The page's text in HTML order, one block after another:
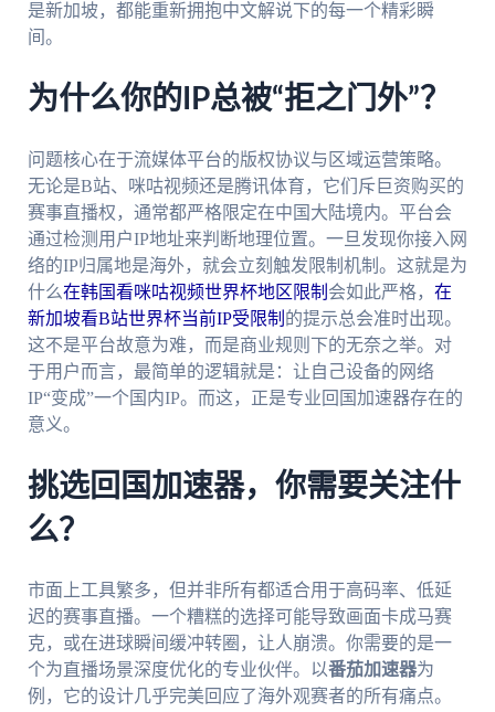
是新加坡，都能重新拥抱中文解说下的每一个精彩瞬
间。
为什么你的IP总被“拒之门外”？
问题核心在于流媒体平台的版权协议与区域运营策略。
无论是B站、咪咕视频还是腾讯体育，它们斥巨资购买的
赛事直播权，通常都严格限定在中国大陆境内。平台会
通过检测用户IP地址来判断地理位置。一旦发现你接入网
络的IP归属地是海外，就会立刻触发限制机制。这就是为
什么在韩国看咪咕视频世界杯地区限制 会如此严格， 在
新加坡看B站世界杯当前IP受限制 的提示总会准时出现。
这不是平台故意为难，而是商业规则下的无奈之举。对
于用户而言，最简单的逻辑就是：让自己设备的网络
IP“变成”一个国内IP。而这，正是专业回国加速器存在的
意义。
挑选回国加速器，你需要关注什
么？
市面上工具繁多，但并非所有都适合用于高码率、低延
迟的赛事直播。一个糟糕的选择可能导致画面卡成马赛
克，或在进球瞬间缓冲转圈，让人崩溃。你需要的是一
个为直播场景深度优化的专业伙伴。以番茄加速器为
例，它的设计几乎完美回应了海外观赛者的所有痛点。